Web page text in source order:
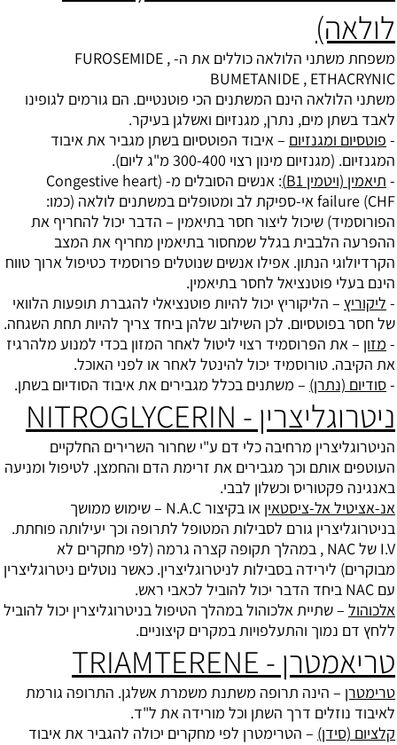
לולאה)
משפחת משתני הלולאה כוללים את ה- FUROSEMIDE ,
BUMETANIDE , ETHACRYNIC
משתני הלולאה הינם המשתנים הכי פוטנטיים. הם גורמים לגופינו
לאבד בשתן מים, נתרן, מגנזיום ואשלגן בעיקר.
- פוטסיום ומגנזיום – איבוד הפוטסיום בשתן מגביר את איבוד
המגנזיום. (מגנזיום מינון רצוי 300-400 מ"ג ליום).
- תיאמין (ויטמין B1)
: אנשים הסובלים מ- (Congestive heart
failure (CHF אי-ספיקת לב ומטופלים במשתנים לולאה (כמו:
הפורוסמיד) שיכול ליצור חסר בתיאמין – הדבר יכול להחריף את
ההפרעה הלבבית בגלל שמחסור בתיאמין מחריף את המצב
הקרדיולוגי הנתון. אפילו אנשים שנוטלים פרוסמיד כטיפול ארוך טווח
הינם בעלי פוטנציאל לחסר בתיאמין.
- ליקוריץ – הליקוריץ יכול להיות פוטנציאלי להגברת תופעות הלוואי
של חסר בפוטסיום. לכן השילוב שלהן ביחד צריך להיות תחת השגחה.
- מזון – את הפרוסמיד רצוי ליטול לאחר המזון בכדי למנוע מלהרגיז
את הקיבה. טורוסמיד יכול להינטל לאחר או לפני האוכל.
-סודיום (נתרן) – משתנים בכלל מגבירים את איבוד הסודיום בשתן.
ניטרוגליצרין - NITROGLYCERIN
הניטרוגליצרין מרחיבה כלי דם ע"י שחרור השרירים החלקיים
העוטפים אותם וכך מגבירים את זרימת הדם והחמצן. לטיפול ומניעה
באנגינה פקטוריס וכשלון לבבי.
אנ-אציטיל אל-ציסטאין
או בקיצור N.A.C – שימוש ממושך
בניטרוגליצרין גורם לסבילות המטופל לתרופה וכך יעילותה פוחתת.
I.V של NAC , במהלך תקופה קצרה גרמה (לפי מחקרים לא
מבוקרים) לירידה בסבילות לניטרוגליצרין. כאשר נוטלים ניטרוגליצרין
עם NAC ביחד הדבר יכול להוביל לכאבי ראש.
אלכוהול – שתיית אלכוהול במהלך הטיפול בניטרוגליצרין יכול להוביל
ללחץ דם נמוך והתעלפויות במקרים קיצוניים.
טריאמטרן - TRIAMTERENE
טרימטרן – הינה תרופה משתנת משמרת אשלגן. התרופה גורמת
לאיבוד נוזלים דרך השתן וכל מורידה את ל"ד.
קלציום (סידן) – הטרימטרן לפי מחקרים יכולה להגביר את איבוד